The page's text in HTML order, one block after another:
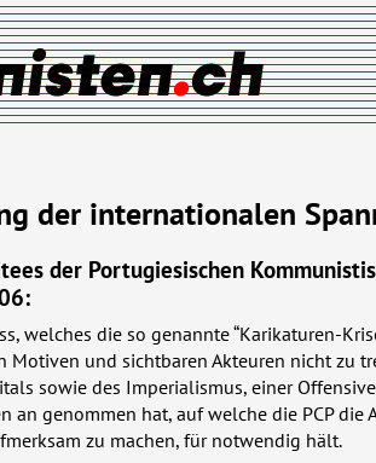
der internationalen
der Portugiesischen
welches die so genannte “Karikaturen-
Motiven und sichtbaren Akteuren nicht zu
sowie des Imperialismus, einer
an genommen hat, auf welche die PCPdie
zu machen, für notwendig hält.